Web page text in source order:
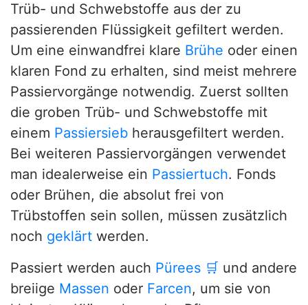
Trüb- und Schwebstoffe aus der zu
passierenden Flüssigkeit gefiltert werden.
Um eine einwandfrei klare Brühe oder einen
klaren Fond zu erhalten, sind meist mehrere
Passiervorgänge notwendig. Zuerst sollten
die groben Trüb- und Schwebstoffe mit
einem Passiersieb herausgefiltert werden.
Bei weiteren Passiervorgängen verwendet
man idealerweise ein Passiertuch. Fonds
oder Brühen, die absolut frei von
Trübstoffen sein sollen, müssen zusätzlich
noch geklärt werden.
Passiert werden auch Pürees 🛒 und andere
breiige Massen oder Farcen, um sie von